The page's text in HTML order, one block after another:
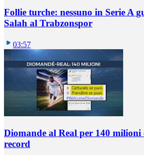
Follie turche: nessuno in Serie A
Salah al Trabzonspor
03:57
Diomande al Real per 140 milioni
record